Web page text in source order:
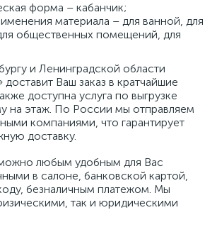
форма – кабанчик;
материала – для ванной, для
общественных помещений, для
и Ленинградской области
Ваш заказ в кратчайшие
доступна услуга по выгрузке
на этаж. По России мы отправляем
компаниями, что гарантирует
доставку.
любым удобным для Вас
в салоне, банковской картой,
безналичным платежом. Мы
так и юридическими